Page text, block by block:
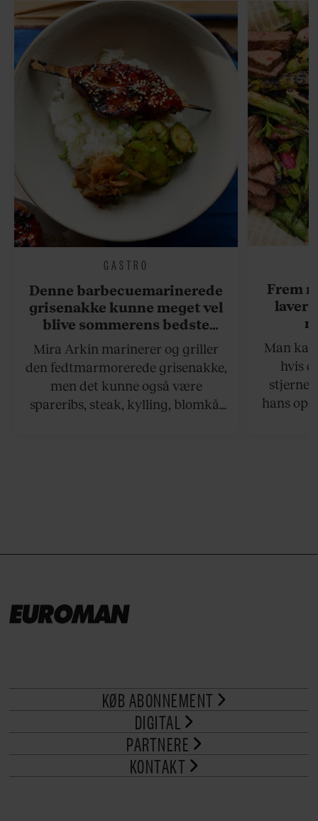
GASTRO
Denne barbecuemarinerede
grisenakke kunne meget vel
blive sommerens bedste
grillret
Mira Arkin marinerer og griller
den fedtmarmorerede grisenakke,
men det kunne også være
spareribs, steak, kylling, blomkål
Frem
laver
Man
hvis
hans
KØB ABONNEMENT
DIGITAL
PARTNERE
KONTAKT